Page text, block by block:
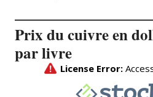
Prix du cuivre en
par livre